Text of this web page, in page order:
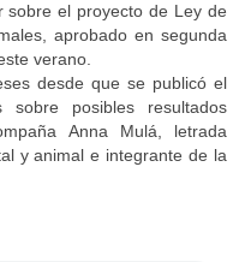
sobre el proyecto de Ley de
aprobado en segunda
verano.
desde que se publicó el
sobre posibles resultados
Anna Mulá, letrada
y animal e integrante de la